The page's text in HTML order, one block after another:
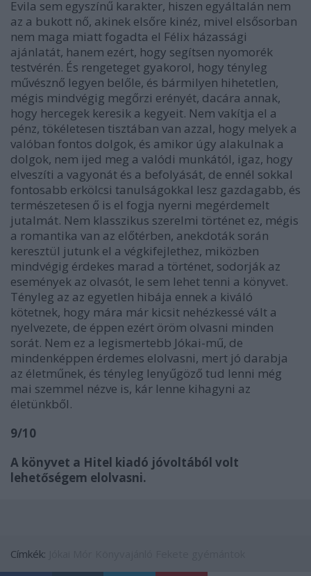
Evila sem egyszínű karakter, hiszen egyáltalán nem
az a bukott nő, akinek elsőre kinéz, mivel elsősorban
nem maga miatt fogadta el Félix házassági
ajánlatát, hanem ezért, hogy segítsen nyomorék
testvérén. És rengeteget gyakorol, hogy tényleg
művésznő legyen belőle, és bármilyen hihetetlen,
mégis mindvégig megőrzi erényét, dacára annak,
hogy hercegek keresik a kegyeit. Nem vakítja el a
pénz, tökéletesen tisztában van azzal, hogy melyek a
valóban fontos dolgok, és amikor úgy alakulnak a
dolgok, nem ijed meg a valódi munkától, igaz, hogy
elveszíti a vagyonát és a befolyását, de ennél sokkal
fontosabb erkölcsi tanulságokkal lesz gazdagabb, és
természetesen ő is el fogja nyerni megérdemelt
jutalmát. Nem klasszikus szerelmi történet ez, mégis
a romantika van az előtérben, anekdoták során
keresztül jutunk el a végkifejlethez, miközben
mindvégig érdekes marad a történet, sodorják az
események az olvasót, le sem lehet tenni a könyvet.
Tényleg az az egyetlen hibája ennek a kiváló
kötetnek, hogy mára már kicsit nehézkessé vált a
nyelvezete, de éppen ezért öröm olvasni minden
sorát. Nem ez a legismertebb Jókai-mű, de
mindenképpen érdemes elolvasni, mert jó darabja
az életműnek, és tényleg lenyűgöző tud lenni még
mai szemmel nézve is, kár lenne kihagyni az
életünkből.
9/10
A könyvet a Hitel kiadó jóvoltából volt
lehetőségem elolvasni.
Címkék: